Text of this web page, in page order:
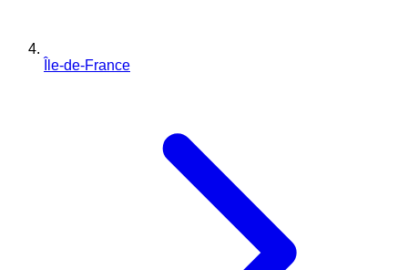
Île-de-France